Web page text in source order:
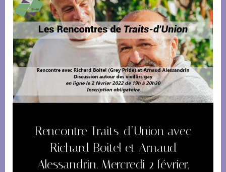
Rencontre Traits-d’Union avec
Richard Boitel et Arnaud
Alessandrin. Mercredi 2 février,